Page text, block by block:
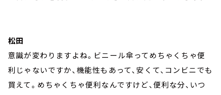
松田
意識が変わりますよね。ビニール傘ってめちゃくちゃ便
利じゃないですか、機能性もあって、安くて、コンビニでも
買えて。めちゃくちゃ便利なんですけど、便利な分、いつ